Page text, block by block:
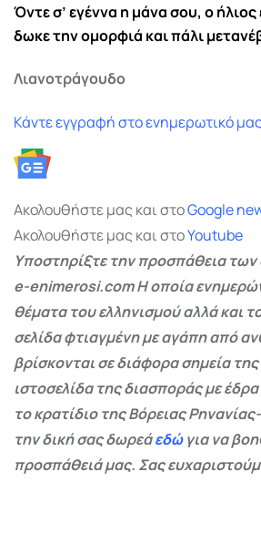
Όντε σ’ εγέννα η μάνα σου, ο
δωκε την ομορφιά και πάλι
Λιανοτράγουδο
Κάντε εγγραφή στο ενημερωτικό μας
Ακολουθήστε μας και στοGoogle
Ακολουθήστε μας και στοYoutube
Υποστηρίξτε την προσπάθεια
e-enimerosi.com Η οποία
θέματα του ελληνισμού αλλά και
σελίδα φτιαγμένη με αγάπη από
βρίσκονται σε διάφορα σημεία
ιστοσελίδα της διασποράς με
το κρατίδιο της Βόρειας
την δική σας δωρεάεδώγια να
προσπάθειά μας. Σας